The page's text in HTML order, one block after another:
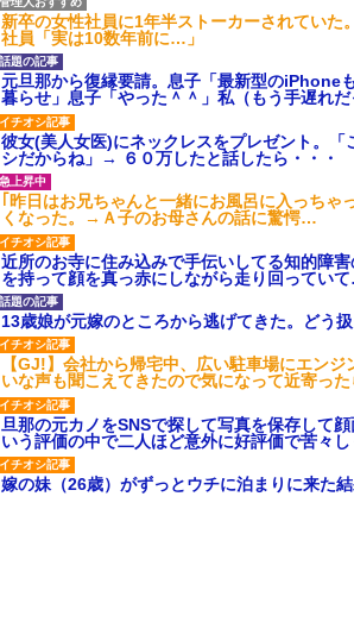
新卒の女性社員に1年半ストーカーされてい
社員「実は10数年前に…」
元旦那から復縁要請。息子「最新型のiPhone
暮らせ」息子「やった＾＾」私（もう手遅れ
彼女(美人女医)にネックレスをプレゼント。
シだからね」→ ６０万したと話したら・・・
｢昨日はお兄ちゃんと一緒にお風呂に入っち
くなった。→Ａ子のお母さんの話に驚愕…
近所のお寺に住み込みで手伝いしてる知的障
を持って顔を真っ赤にしながら走り回ってい
13歳娘が元嫁のところから逃げてきた。どう
【GJ!】会社から帰宅中、広い駐車場にエン
いな声も聞こえてきたので気になって近寄っ
旦那の元カノをSNSで探して写真を保存して
いう評価の中で二人ほど意外に好評価で苦々し
嫁の妹（26歳）がずっとウチに泊まりに来た